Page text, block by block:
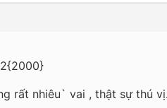
2{2000}
rất nhiêu` vai , thật sự thú vị.